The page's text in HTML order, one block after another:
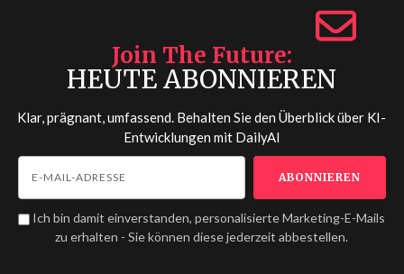
Join The Future
HEUTE ABONNIEREN
Klar, prägnant, umfassend. Behalten Sie den Überblick über KI-
Entwicklungen mit DailyAI
Ich bin damit einverstanden, personalisierte Marketing-E-Mails
zu erhalten - Sie können diese jederzeit abbestellen.